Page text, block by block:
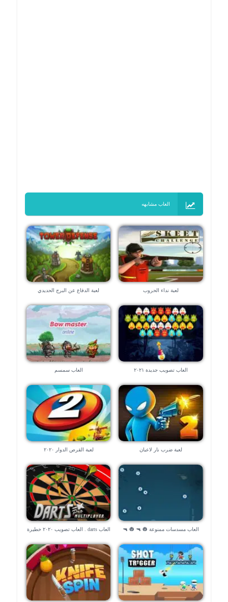
العاب مشابهه
لعبة نداء الحروب لعبة الدفاع عن البرج الحديدي
العاب تصويب جديدة ٢٠٢١ العاب سمسم
لعبة ضرب نار لاعبان لعبة القرص الدوار ٢٠٢٠
العاب مسدسات ممنوعة 🎃 🔫 🎃 🔫 العاب darts . العاب تصويب ٢٠٢٠ خطيرة